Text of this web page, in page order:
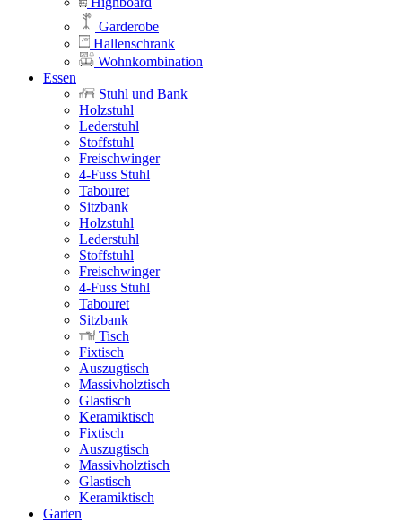
Garderobe
Hallenschrank
Wohnkombination
Essen
Stuhl und Bank
Holzstuhl
Lederstuhl
Stoffstuhl
Freischwinger
4-Fuss Stuhl
Tabouret
Sitzbank
Holzstuhl
Lederstuhl
Stoffstuhl
Freischwinger
4-Fuss Stuhl
Tabouret
Sitzbank
Tisch
Fixtisch
Auszugtisch
Massivholztisch
Glastisch
Keramiktisch
Fixtisch
Auszugtisch
Massivholztisch
Glastisch
Keramiktisch
Garten